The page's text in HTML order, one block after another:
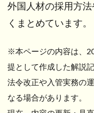
外国人材の採用方
くまとめています。
※本ページの内容は、
提として作成した解説記
法令改正や入管実務の
なる場合があります。